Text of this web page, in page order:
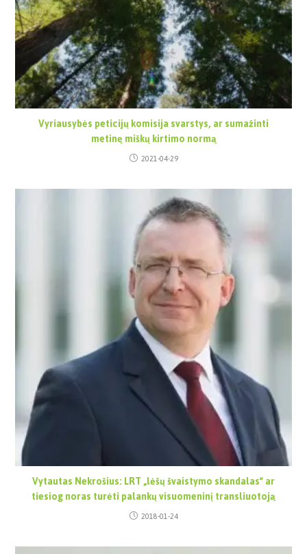
Vyriausybės peticijų komisija svarstys, ar sumažinti
metinę miškų kirtimo normą
2021-04-29
Vytautas Nekrošius: LRT „lėšų švaistymo skandalas“ ar
tiesiog noras turėti palankų visuomeninį transliuotoją
2018-01-24